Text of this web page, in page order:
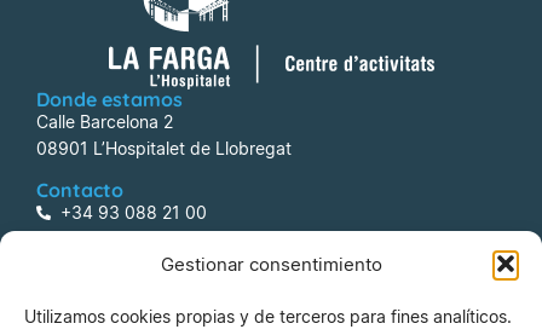
Gestionar consentimiento
Utilizamos cookies propias y de terceros para fines analíticos.
Donde estamos
Calle Barcelona 2
08901 L’Hospitalet de Llobregat
Contacto
+34 93 088 21 00
centreactivitats@lafarga.com
Información